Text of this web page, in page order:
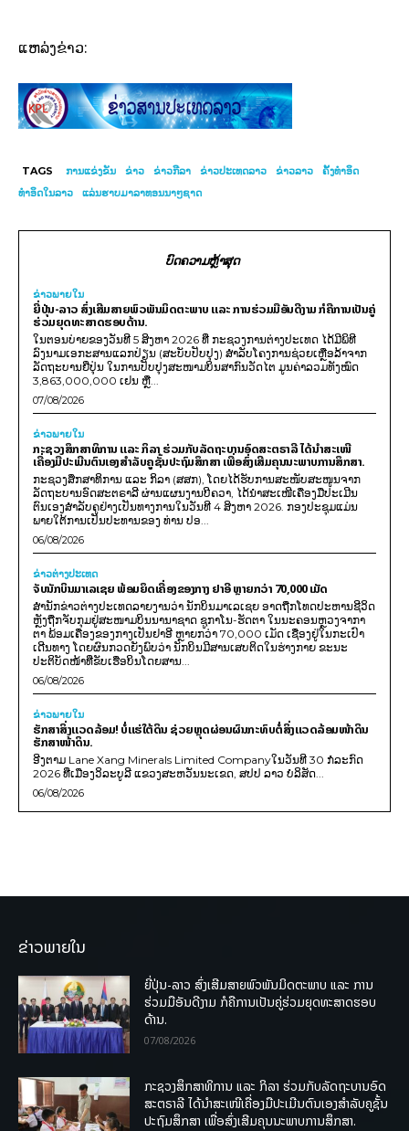
ແຫລ່ງຂ່າວ:
TAGS ການແຂ່ງຂັນ ຂ່າວ ຂ່າວກີລາ ຂ່າວປະເທດລາວ ຂ່າວລາວ
ຄັ້ງທຳອິດ
ທຳອິດໃນລາວ
ແລ່ນຮາບມາລາທອນນາໆຊາດ
ບົດຄວາມຫຼ້າສຸດ
ຂ່າວພາຍ​ໃນ
ຍີ່ປຸ່ນ-ລາວ ສົ່ງເສີມສາຍພົວພັນມິດຕະພາບ ແລະ ການຮ່ວມມືອັນດີງາມ ກໍຄືການເປັນຄູ່
ຮ່ວມຍຸດທະສາດຮອບດ້ານ.
ໃນຕອນບ່າຍຂອງວັນທີ 5 ສິງຫາ 2026 ທີ່ ກະຊວງການຕ່າງປະເທດ ໄດ້ມີພິທີ
ລົງນາມເອກະສານແລກປ່ຽນ (ສະບັບປັບປຸງ) ສໍາລັບໂຄງການຊ່ວຍເຫຼືອລ້າຈາກ
ລັດຖະບານຍີ່ປຸ່ນ ໃນການປັບປຸງສະໜາມບິນສາກົນວັດໄຕ ມູນຄ່າລວມທັງໝົດ
3,863,000,000 ເຢນ ຫຼື...
07/08/2026
ຂ່າວພາຍ​ໃນ
ກະຊວງສຶກສາທິການ ແລະ ກິລາ ຮ່ວມກັບລັດຖະບານອົດສະຕຣາລີ ໄດ້ນຳສະເໜີ
ເຄື່ອງມືປະເມີນຕົນເອງສຳລັບຄູຊັ້ນປະຖົມສຶກສາ ເພື່ອສົ່ງເສີມຄຸນນະພາບການສຶກສາ.
ກະຊວງສຶກສາທິການ ແລະ ກິລາ (ສສກ), ໂດຍໄດ້ຮັບການສະໜັບສະໜູນຈາກ
ລັດຖະບານອົດສະຕຣາລີ ຜ່ານແຜນງານບີຄວາ, ໄດ້ນຳສະເໜີເຄື່ອງມືປະເມີນ
ຕົນເອງສຳລັບຄູຢ່າງເປັນທາງການໃນວັນທີ 4 ສິງຫາ 2026. ກອງປະຊຸມແມ່ນ
ພາຍໃຕ້ການເປັນປະທານຂອງ ທ່ານ ປອ...
06/08/2026
ຂ່າວຕ່າງປະເທດ
ຈັບນັກບິນມາເລເຊຍ ພ້ອມຍຶດເຄື່ອງຂອງກາງ ຢາອີ ຫຼາຍກວ່າ 70,000 ເມັດ
ສຳນັກຂ່າວຕ່າງປະເທດລາຍງານວ່າ ນັກບິນມາເລເຊຍ ອາດຖືກໂທດປະຫານຊີວິດ
ຫຼັງຖືກຈັບກຸມຢູ່ສະໜາມບິນນານາຊາດ ຊູກາໂນ-ຮັດຕາ ໃນນະຄອນຫຼວງຈາກາ
ຕາ ພ້ອມເຄື່ອງຂອງກາງເປັນຢາອີ ຫຼາຍກວ່າ 70,000 ເມັດ ເຊື່ອງຢູ່ໃນກະເປົາ
ເດີນທາງ ໂດຍຜົນກວດຍັງພົບວ່າ ນັກບິນມີສານເສບຕິດໃນຮ່າງກາຍ ຂະນະ
ປະຕິບັດໜ້າທີ່ຂັບເຮືອບິນໂດຍສານ...
06/08/2026
ຂ່າວພາຍ​ໃນ
ຮັກສາສິ່ງແວດລ້ອມ! ບໍ່ແຮ່ໃຕ້ດິນ ຊ່ວຍຫຼຸດຜ່ອນຜົນກະທົບຕໍ່ສິ່ງແວດລ້ອມໜ້າດິນ
ຮັກສາໜ້າດິນ.
ອີງຕາມ Lane Xang Minerals Limited Companyໃນວັນທີ 30 ກໍລະກົດ
2026 ທີ່ເມືອງວິລະບູລີ ແຂວງສະຫວັນນະເຂດ, ສປປ ລາວ ບໍລິສັດ...
06/08/2026
ຂ່າວພາຍໃນ
ຍີ່ປຸ່ນ-ລາວ ສົ່ງເສີມສາຍພົວພັນມິດຕະພາບ ແລະ ການ
ຮ່ວມມືອັນດີງາມ ກໍຄືການເປັນຄູ່ຮ່ວມຍຸດທະສາດຮອບ
ດ້ານ.
07/08/2026
ກະຊວງສຶກສາທິການ ແລະ ກິລາ ຮ່ວມກັບລັດຖະບານອົດ
ສະຕຣາລີ ໄດ້ນຳສະເໜີເຄື່ອງມືປະເມີນຕົນເອງສຳລັບຄູຊັ້ນ
ປະຖົມສຶກສາ ເພື່ອສົ່ງເສີມຄຸນນະພາບການສຶກສາ.